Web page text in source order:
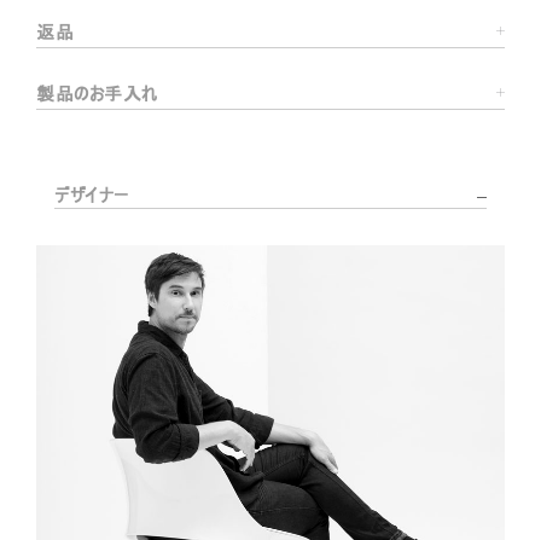
返品
製品のお手入れ
デザイナー